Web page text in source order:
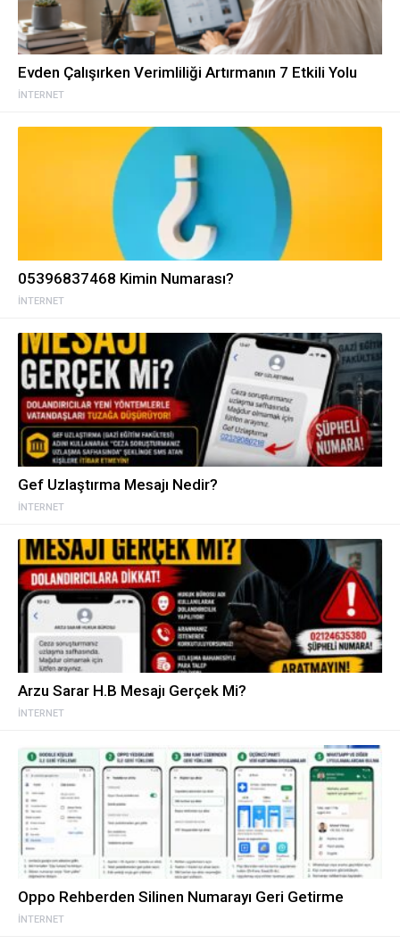
İNTERNET
Evden Çalışırken Verimliliği Artırmanın 7 Etkili Yolu
İNTERNET
05396837468 Kimin Numarası?
İNTERNET
Gef Uzlaştırma Mesajı Nedir?
İNTERNET
Arzu Sarar H.B Mesajı Gerçek Mi?
İNTERNET
Oppo Rehberden Silinen Numarayı Geri Getirme